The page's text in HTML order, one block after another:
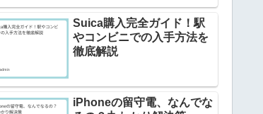
Suica購入完全ガイド！駅
やコンビニでの入手方法を
徹底解説
iPhoneの留守電、なんでな